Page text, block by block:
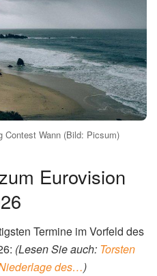
Contest Wann (Bild: Picsum)
Eurovision
Termine im Vorfeld des
(Lesen Sie auch: Torsten
des…)